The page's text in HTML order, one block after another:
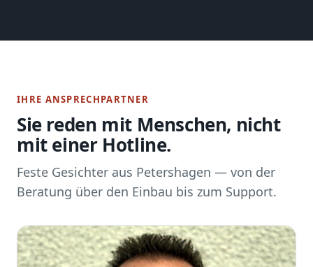
IHRE ANSPRECHPARTNER
Sie reden mit Menschen, nicht
mit einer Hotline.
Feste Gesichter aus Petershagen — von der
Beratung über den Einbau bis zum Support.